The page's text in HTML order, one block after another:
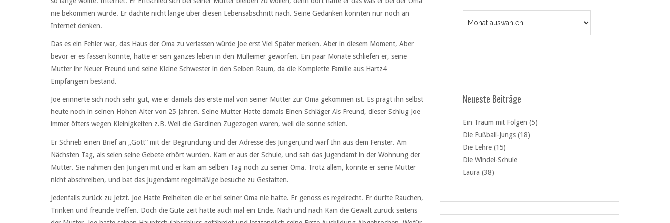
nie bekommen würde. Er dachte nicht lange über diesen Lebensabschnitt nach. Seine Gedanken konnten nur noch an
Internet denken.
Das es ein Fehler war, das Haus der Oma zu verlassen würde Joe erst Viel Später merken. Aber in diesem Moment, Aber
bevor er es fassen konnte, hatte er sein ganzes leben in den Mülleimer geworfen. Ein paar Monate schliefen er, seine
Mutter ihr Neuer Freund und seine Kleine Schwester in den Selben Raum, da die Komplette Familie aus Hartz4
Empfängern bestand.
Joe erinnerte sich noch sehr gut, wie er damals das erste mal von seiner Mutter zur Oma gekommen ist. Es prägt ihn selbst
heute noch in seinen Hohen Alter von 25 Jahren. Seine Mutter Hatte damals Einen Schläger Als Freund, dieser Schlug Joe
immer öfters wegen Kleinigkeiten z.B. Weil die Gardinen Zugezogen waren, weil die sonne schien.
Er Schrieb einen Brief an „Gott“ mit der Begründung und der Adresse des Jungen,und warf Ihn aus dem Fenster. Am
Nächsten Tag, als seien seine Gebete erhört wurden. Kam er aus der Schule, und sah das Jugendamt in der Wohnung der
Mutter. Sie nahmen den Jungen mit und er kam am selben Tag noch zu seiner Oma. Trotz allem, konnte er seine Mutter
nicht abschreiben, und bat das Jugendamt regelmäßige besuche zu Gestatten.
Jedenfalls zurück zu Jetzt. Joe Hatte Freiheiten die er bei seiner Oma nie hatte. Er genoss es regelrecht. Er durfte Rauchen,
Trinken und freunde treffen. Doch die Gute zeit hatte auch mal ein Ende. Nach und nach Kam die Gewalt zurück seitens
Neueste Beiträge
Ein Traum mit Folgen (5)
Die Fußball-Jungs (18)
Die Lehre (15)
Die Windel-Schule
Laura (38)